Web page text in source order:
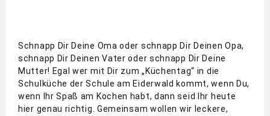
Schnapp Dir Deine Oma oder schnapp Dir Deinen Opa,
schnapp Dir Deinen Vater oder schnapp Dir Deine
Mutter! Egal wer mit Dir zum „Küchentag“ in die
Schulküche der Schule am Eiderwald kommt, wenn Du,
wenn Ihr Spaß am Kochen habt, dann seid Ihr heute
hier genau richtig. Gemeinsam wollen wir leckere,